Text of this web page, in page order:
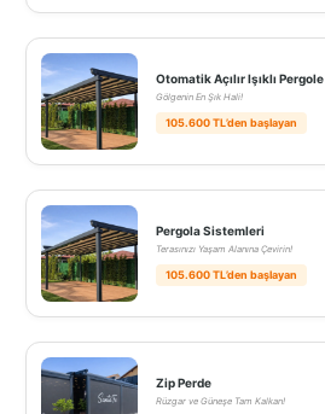
Otomatik Açılır Işıklı Pergole
Gölgenin En Şık Hali!
105.600 TL’den başlayan
Pergola Sistemleri
Terasınızı Yaşam Alanına Çevirin!
105.600 TL’den başlayan
Zip Perde
Rüzgar ve Güneşe Tam Kalkan!